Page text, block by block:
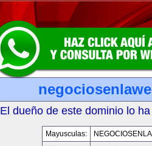
El dueño de este dominio lo
Mayusculas: